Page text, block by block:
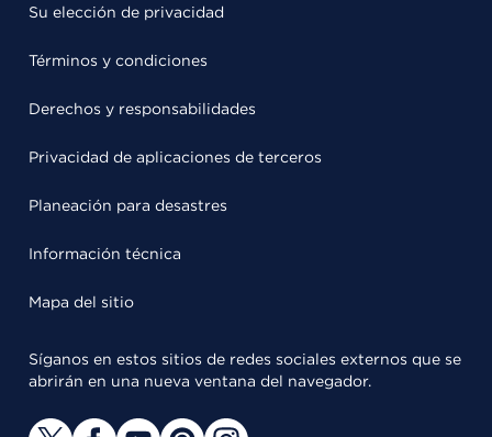
Su elección de privacidad
Términos y condiciones
Derechos y responsabilidades
Privacidad de aplicaciones de terceros
Planeación para desastres
Información técnica
Mapa del sitio
Síganos en estos sitios de redes sociales externos que se
abrirán en una nueva ventana del navegador.